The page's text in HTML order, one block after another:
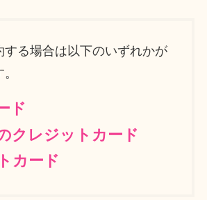
する場合は以下のいずれかが
ド
クレジットカード
カード